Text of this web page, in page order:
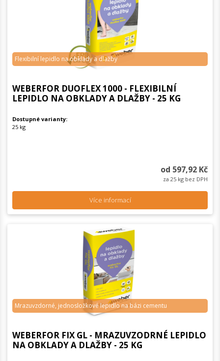
Flexibilní lepidlo na obklady a dlažby
WEBERFOR DUOFLEX 1000 - FLEXIBILNÍ
LEPIDLO NA OBKLADY A DLAŽBY - 25 KG
Dostupné varianty:
25 kg
od 597,92 Kč
za 25 kg bez DPH
Více informací
Mrazuvzdorné, jednosložkové lepidlo na bázi cementu
WEBERFOR FIX GL - MRAZUVZODRNÉ LEPIDLO
NA OBKLADY A DLAŽBY - 25 KG